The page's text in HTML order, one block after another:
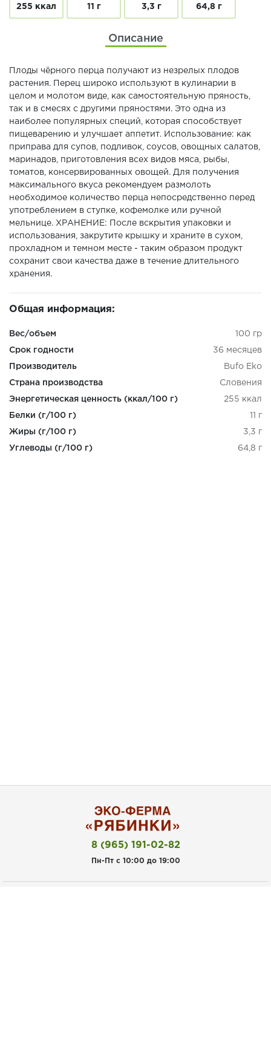
255 ккал
11 г
3,3 г
64,8 г
Описание
Плоды чёрного перца получают из незрелых плодов
растения. Перец широко используют в кулинарии в
целом и молотом виде, как самостоятельную пряность,
так и в смесях с другими пряностями. Это одна из
наиболее популярных специй, которая способствует
пищеварению и улучшает аппетит. Использование: как
приправа для супов, подливок, соусов, овощных салатов,
маринадов, приготовления всех видов мяса, рыбы,
томатов, консервированных овощей. Для получения
максимального вкуса рекомендуем размолоть
необходимое количество перца непосредственно перед
употреблением в ступке, кофемолке или ручной
мельнице. ХРАНЕНИЕ: После вскрытия упаковки и
использования, закрутите крышку и храните в сухом,
прохладном и темном месте - таким образом продукт
сохранит свои качества даже в течение длительного
хранения.
Общая информация:
Вес/объем 100 гр
Срок годности 36 месяцев
Производитель Bufo Eko
Страна производства Словения
Энергетическая ценность (ккал/100 г) 255 ккал
Белки (г/100 г) 11 г
Жиры (г/100 г) 3,3 г
Углеводы (г/100 г) 64,8 г
8 (965) 191-02-82
Пн-Пт с 10:00 до 19:00